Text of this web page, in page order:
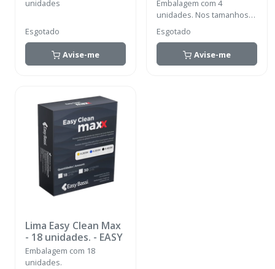
unidades
Esgotado
Avise-me
Embalagem com 4
unidades. Nos tamanhos
(15.04/ 25.08 / 40.05/ 50.05)
25mm.
Esgotado
Avise-me
Lima Easy Clean Max
- 18 unidades. - EASY
Embalagem com 18
unidades.